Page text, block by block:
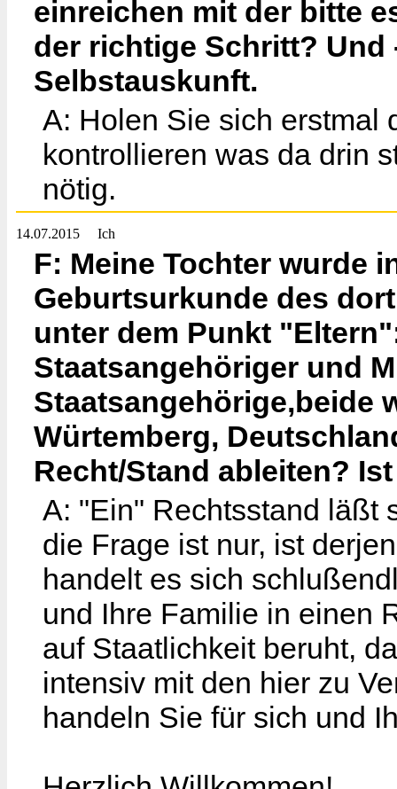
einreichen mit der bitte
der richtige Schritt? Und
Selbstauskunft.
A: Holen Sie sich erstmal
kontrollieren was da drin
nötig.
14.07.2015 Ich
F: Meine Tochter wurde
Geburtsurkunde des
unter dem Punkt
Staatsangehöriger und
Staatsangehörige,beide
Würtemberg,
Recht/Stand ableiten?
A: "Ein" Rechtsstand läßt
die Frage ist nur, ist
handelt es sich
und Ihre Familie in einen
auf Staatlichkeit beruht,
intensiv mit den hier zu
handeln Sie für sich und